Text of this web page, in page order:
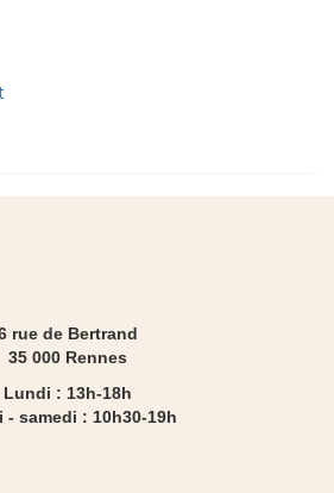
rue de Bertrand
35 000 Rennes
Lundi : 13h-18h
- samedi : 10h30-19h